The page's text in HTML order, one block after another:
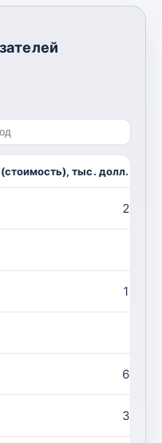
тыс. долл. США
27,00
18,00
67,00
312,0